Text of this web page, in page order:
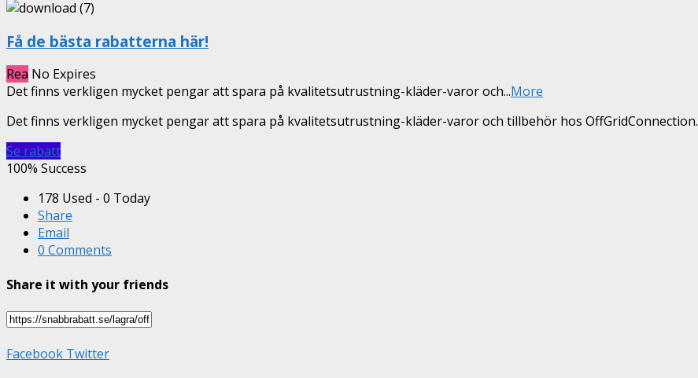
Få de bästa rabatterna här!
Rea No Expires
Det finns verkligen mycket pengar att spara på kvalitetsutrustning-kläder-varor och...More
Det finns verkligen mycket pengar att spara på kvalitetsutrustning-kläder-varor och tillbehör hos OffGridConnection.
Se rabatt
100% Success
178 Used - 0 Today
Share
Email
0 Comments
Share it with your friends
Facebook Twitter